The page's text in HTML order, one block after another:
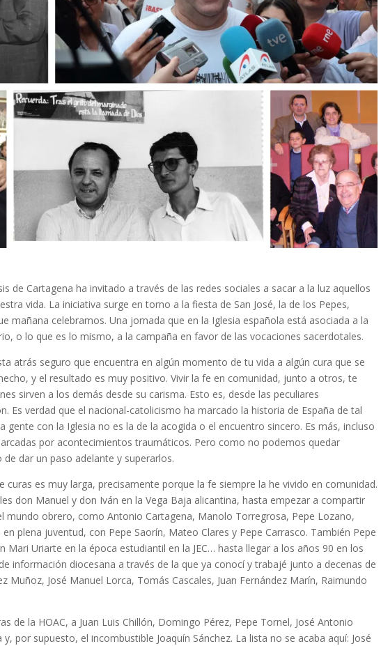
de Cartagena ha invitado a través de las redes sociales a sacar a la luz aquellos
vida. La iniciativa surge en torno a la fiesta de San José, la de los Pepes,
mañana celebramos. Una jornada que en la Iglesia española está asociada a la
o lo que es lo mismo, a la campaña en favor de las vocaciones sacerdotales.
atrás seguro que encuentra en algún momento de tu vida a algún cura que se
y el resultado es muy positivo. Vivir la fe en comunidad, junto a otros, te
sirven a los demás desde su carisma. Esto es, desde las peculiares
Es verdad que el nacional-catolicismo ha marcado la historia de España de tal
gente con la Iglesia no es la de la acogida o el encuentro sincero. Es más, incluso
por acontecimientos traumáticos. Pero como no podemos quedar
dar un paso adelante y superarlos.
curas es muy larga, precisamente porque la fe siempre la he vivido en comunidad.
don Manuel y don Iván en la Vega Baja alicantina, hasta empezar a compartir
mundo obrero, como Antonio Cartagena, Manolo Torregrosa, Pepe Lozano,
plena juventud, con Pepe Saorín, Mateo Clares y Pepe Carrasco. También Pepe
Mari Uriarte en la época estudiantil en la JEC… hasta llegar a los años 90 en los
información diocesana a través de la que ya conocí y trabajé junto a decenas de
Muñoz, José Manuel Lorca, Tomás Cascales, Juan Fernández Marín, Raimundo
de la HOAC, a Juan Luis Chillón, Domingo Pérez, Pepe Tornel, José Antonio
y, por supuesto, el incombustible Joaquín Sánchez. La lista no se acaba aquí: José